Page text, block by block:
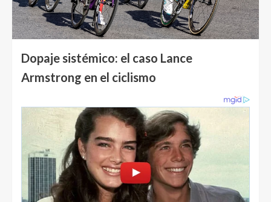
Dopaje sistémico: el caso Lance
Armstrong en el ciclismo